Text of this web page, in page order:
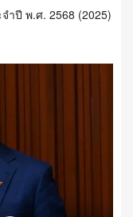
ำปี พ.ศ. 2568 (2025)